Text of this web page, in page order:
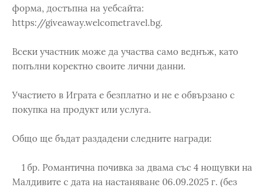
форма, достъпна на уебсайта:
https://giveaway.welcometravel.bg.
Всеки участник може да участва само веднъж, като
попълни коректно своите лични данни.
Участието в Играта е безплатно и не е обвързано с
покупка на продукт или услуга.
Общо ще бъдат раздадени следните награди:
1 бр. Романтична почивка за двама със 4 нощувки на
Малдивите с дата на настаняване 06.09.2025 г. (без